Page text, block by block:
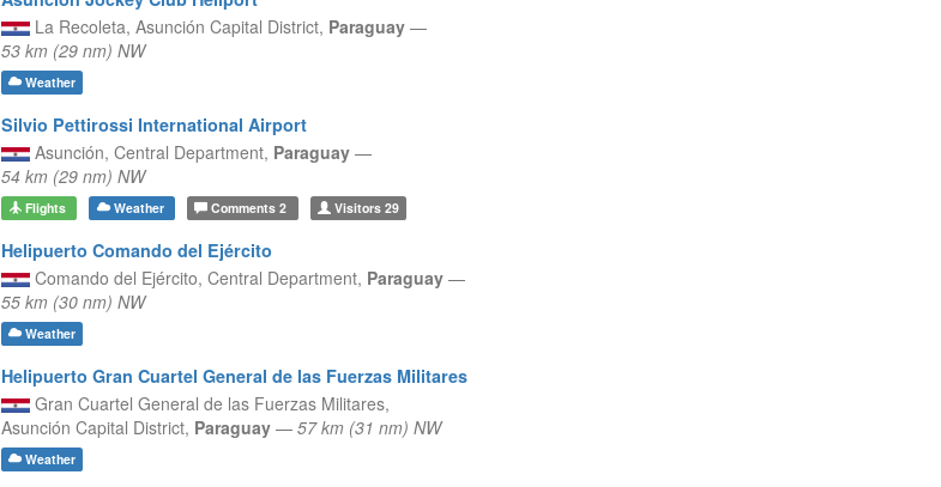
La Recoleta, Asunción Capital District, Paraguay —
53 km (29 nm) NW
Weather
Silvio Pettirossi International Airport
Asunción, Central Department, Paraguay —
54 km (29 nm) NW
Flights Weather Comments 2 Visitors29
Helipuerto Comando del Ejército
Comando del Ejército, Central Department, Paraguay —
55 km (30 nm) NW
Weather
Helipuerto Gran Cuartel General de las Fuerzas Militares
Gran Cuartel General de las Fuerzas Militares,
Asunción Capital District, Paraguay — 57 km (31 nm) NW
Weather